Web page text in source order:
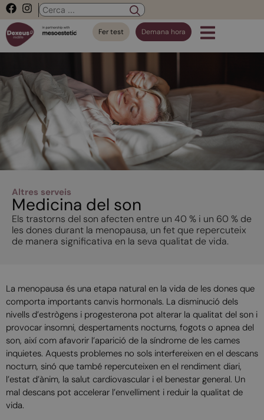
Fer test Demana hora
Altres serveis
Medicina del son
Els trastorns del son afecten entre un 40 % i un 60 % de
les dones durant la menopausa, un fet que repercuteix
de manera significativa en la seva qualitat de vida.
La menopausa és una etapa natural en la vida de les dones que
comporta importants canvis hormonals. La disminució dels
nivells d’estrògens i progesterona pot alterar la qualitat del son i
provocar insomni, despertaments nocturns, fogots o apnea del
son, així com afavorir l’aparició de la síndrome de les cames
inquietes. Aquests problemes no sols interfereixen en el descans
nocturn, sinó que també repercuteixen en el rendiment diari,
l’estat d’ànim, la salut cardiovascular i el benestar general. Un
mal descans pot accelerar l’envelliment i reduir la qualitat de
vida.